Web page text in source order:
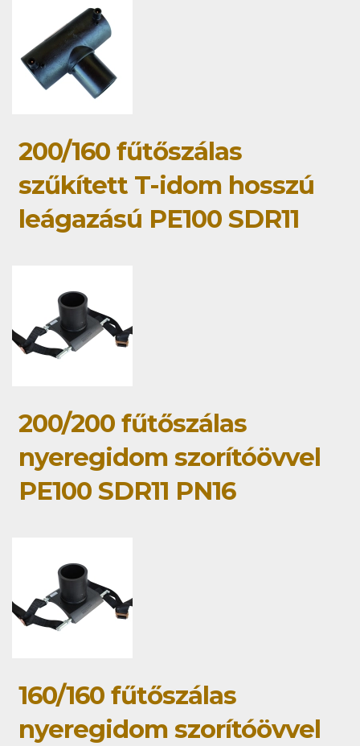
200/160 fűtőszálas
szűkített T-idom hosszú
leágazású PE100 SDR11
200/200 fűtőszálas
nyeregidom szorítóövvel
PE100 SDR11 PN16
160/160 fűtőszálas
nyeregidom szorítóövvel